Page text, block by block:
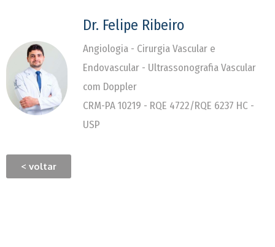
Dr. Felipe Ribeiro
Angiologia - Cirurgia Vascular e
Endovascular - Ultrassonografia Vascular
com Doppler
CRM-PA 10219 - RQE 4722/RQE 6237 HC -
USP
< voltar